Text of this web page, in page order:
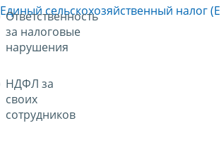
Ответственность
за налоговые
нарушения
НДФЛ за
своих
сотрудников
Единый сельскохозяйственный налог